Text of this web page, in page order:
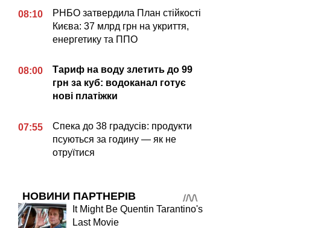
08:10
РНБО затвердила План стійкості
Києва: 37 млрд грн на укриття,
енергетику та ППО
08:00
Тариф на воду злетить до 99
грн за куб: водоканал готує
нові платіжки
07:55
Спека до 38 градусів: продукти
псуються за годину — як не
отруїтися
НОВИНИ ПАРТНЕРІВ
It Might Be Quentin Tarantino's
Last Movie